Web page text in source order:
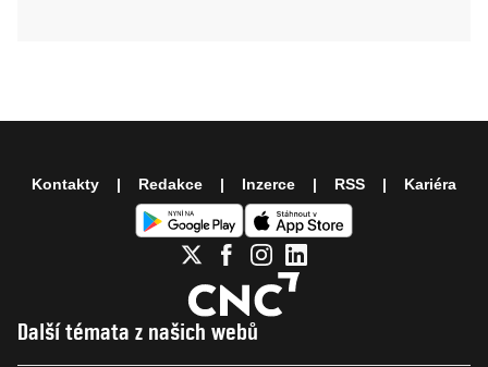
Další témata z našich webů
Kontakty Redakce Inzerce RSS Kariéra